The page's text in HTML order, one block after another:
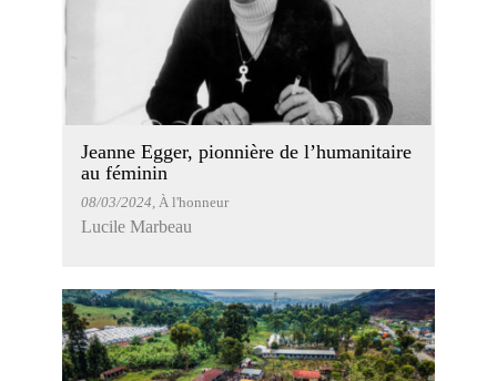
Jeanne Egger, pionnière de l’humanitaire
au féminin
08/03/2024 , À l'honneur
Lucile Marbeau